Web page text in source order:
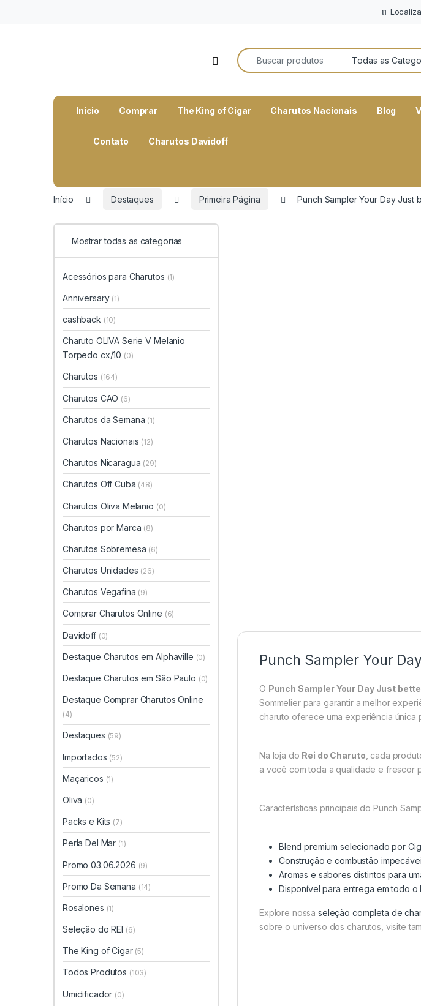
Open
Search for:
Início Comprar The King of Cigar Charutos Nacionais Blog
Contato Charutos Davidoff
Início Destaques Primeira Página Punch Sampler Your Day Just
Punch Sampler Your
O Punch Sampler Your Day Just
Sommelier para garantir a melhor
charuto oferece uma experiência única
Na loja do Rei do Charuto , cada
a você com toda a qualidade e frescor
Características principais do Punch
Blend premium selecionado por
Construção e combustão
Aromas e sabores distintos para
Disponível para entrega em todo o
Explore nossaseleção completa de
sobre o universo dos charutos, visite
Mostrar todas as categorias
Acessórios para Charutos (1)
Anniversary (1)
cashback (10)
Charuto OLIVA Serie V Melanio
Torpedo cx/10 (0)
Charutos (164)
Charutos CAO (6)
Charutos da Semana (1)
Charutos Nacionais (12)
Charutos Nicaragua (29)
Charutos Off Cuba (48)
Charutos Oliva Melanio (0)
Charutos por Marca (8)
Charutos Sobremesa (6)
Charutos Unidades (26)
Charutos Vegafina (9)
Comprar Charutos Online (6)
Davidoff (0)
Destaque Charutos em Alphaville (0)
Destaque Charutos em São Paulo (0)
Destaque Comprar Charutos Online
(4)
Destaques (59)
Importados (52)
Maçaricos (1)
Oliva (0)
Packs e Kits (7)
Perla Del Mar (1)
Promo 03.06.2026 (9)
Promo Da Semana (14)
Rosalones (1)
Seleção do REI (6)
The King of Cigar (5)
Todos Produtos (103)
Umidificador (0)